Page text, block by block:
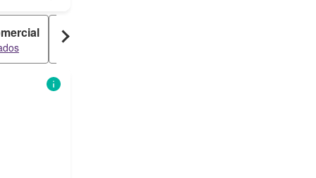
Ático
78 resultados